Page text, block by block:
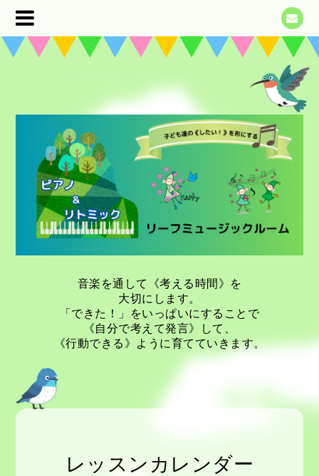
音楽を通して《考える時間》を
大切にします。
「できた！」をいっぱいにすることで
《自分で考えて発言》して、
《行動できる》ように育てていきます。
レッスンカレンダー